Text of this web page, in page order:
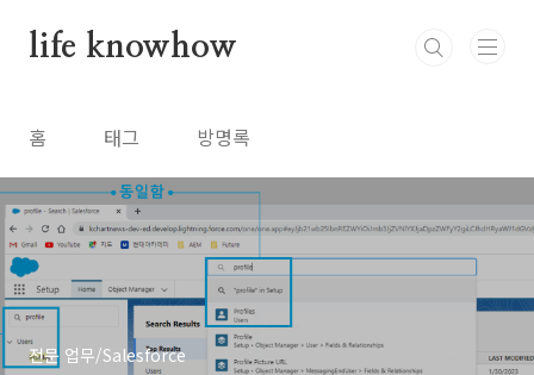
life knowhow
홈 태그 방명록
전문 업무/Salesforce